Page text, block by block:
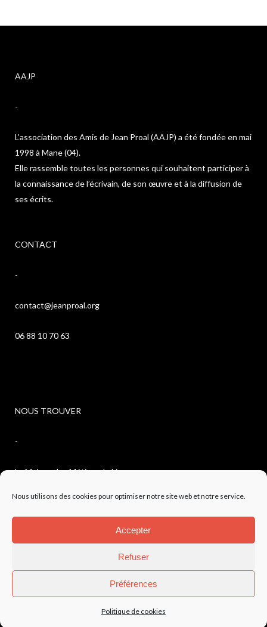
Nous utilisons des cookies pour optimiser notre site web et notre service.
Accepter
Refuser
Préférences
Politique de cookies
AAJP
-
L’association des Amis de Jean Proal (AAJP) a été fondée en mai
1998 à Mane (04).
Elle rassemble toutes les personnes qui souhaitent participer à
la connaissance de l’écrivain, de son œuvre et à la diffusion de
ses écrits.
CONTACT
-
contact@jeanproal.org
06 88 10 70 63
NOUS TROUVER
-
La Maison des Métiers du Livre
4, avenue de l’observatoire
Mentions légales-Politique de confidentialité
©AAJP 2023 – Création site